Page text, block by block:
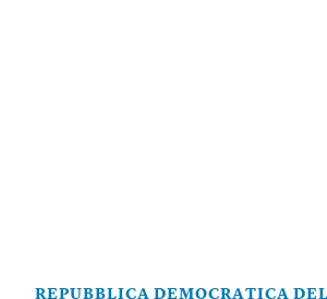
REPUBBLICA DEMOCRATICA